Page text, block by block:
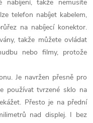
nabíjení, takže nemusíte
telefon nabíjet kabelem,
na nabíjecí konektor.
takže můžete ovládat
nebo filmy, protože
Je navržen přesně pro
používat tvrzené sklo na
Přesto je na přední
nad displej. I bez